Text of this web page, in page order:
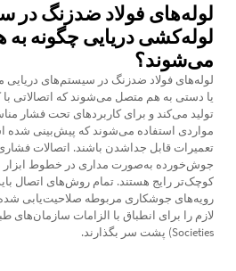
لوله‌های فولاد ضدزنگ در
لوله‌کشی دریایی چگونه
می‌شوند؟
یا دستی به هم متصل می‌شوند که اتصالاتی با
تولید می‌کند و برای کاربردهای تحت فشار
مواردی استفاده می‌شوند که پیش‌بینی شده
تعمیرات قابل جداشدن باشند. اتصالات
جوش‌خورده به‌صورت مداری در خطوط ابزار
کوچک‌تر رایج هستند. تمام روش‌های اتصال
رویه‌های جوشکاری مربوطه صلاحیت‌یابی
Societies) پشت سر بگذارند.